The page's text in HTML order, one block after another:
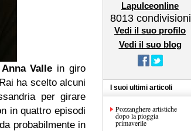
Anna Valle in giro
ha scelto alcuni
per girare
in quattro episodi
probabilmente in
Lapulceonline
8013 condivisioni
Vedi il suo profilo
Vedi il suo blog
I suoi ultimi articoli
Pozzanghere artistiche
dopo la pioggia
primaverile